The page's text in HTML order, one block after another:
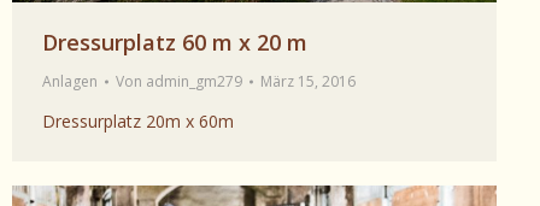
Dressurplatz 60 m x 20 m
Anlagen Von admin_gm279 März 15, 2016
Dressurplatz 20m x 60m